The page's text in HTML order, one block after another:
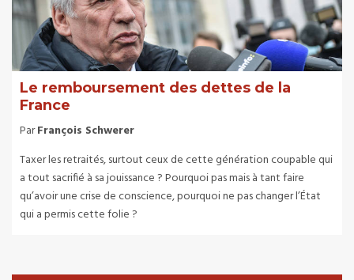
Le remboursement des dettes de la
France
ParFrançois Schwerer
Taxer les retraités, surtout ceux de cette génération coupable qui
a tout sacrifié à sa jouissance ? Pourquoi pas mais à tant faire
qu’avoir une crise de conscience, pourquoi ne pas changer l’État
qui a permis cette folie ?